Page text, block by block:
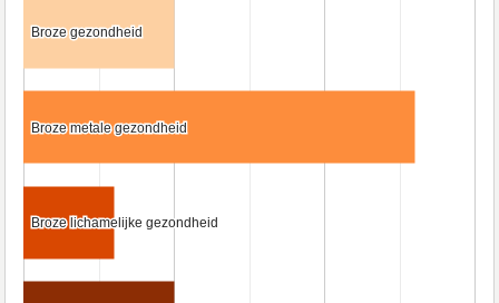
Broze gezondheid
Broze gezondheid
Broze metale gezondheid
Broze metale gezondheid
Broze lichamelijke gezondheid
Broze lichamelijke gezondheid